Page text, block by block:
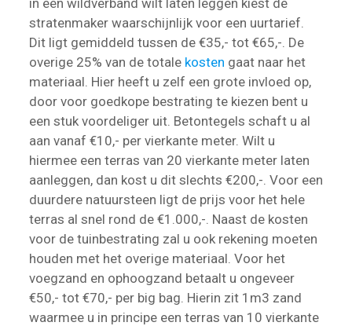
stratenmaker waarschijnlijk voor een uurtarief.
Dit ligt gemiddeld tussen de €35,- tot €65,-. De
overige 25% van de totale kosten gaat naar het
materiaal. Hier heeft u zelf een grote invloed op,
door voor goedkope bestrating te kiezen bent u
een stuk voordeliger uit. Betontegels schaft u al
aan vanaf €10,- per vierkante meter. Wilt u
hiermee een terras van 20 vierkante meter laten
aanleggen, dan kost u dit slechts €200,-. Voor een
duurdere natuursteen ligt de prijs voor het hele
terras al snel rond de €1.000,-. Naast de kosten
voor de tuinbestrating zal u ook rekening moeten
houden met het overige materiaal. Voor het
voegzand en ophoogzand betaalt u ongeveer
€50,- tot €70,- per big bag. Hierin zit 1m3 zand
waarmee u in principe een terras van 10 vierkante